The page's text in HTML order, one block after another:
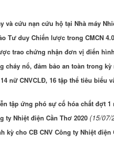
và cứu nạn cứu hộ tại Nhà máy
Tư duy Chiến lược trong CMCN
trao chứng nhận đơn vị điển
cháy nổ, đảm bảo an toàn trong kỳ
nữ CNVCLĐ, 16 tập thể tiêu
tập ứng phó sự cố hóa chất đợt 1
ty Nhiệt điện Cần Thơ 2020 (15/07/
kỳ cho CB CNV Công ty Nhiệt điện